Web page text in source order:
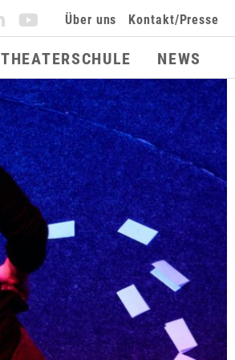
Über uns Kontakt/Presse
THEATERSCHULE NEWS